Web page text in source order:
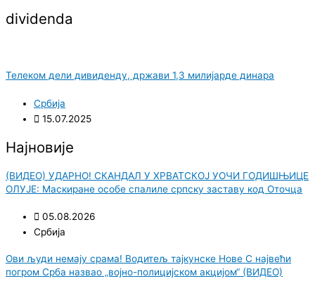
dividenda
Телеком дели дивиденду, држави 1,3 милијарде динара
Србија
15.07.2025
Најновије
(ВИДЕО) УДАРНО! СКАНДАЛ У ХРВАТСКОЈ УОЧИ ГОДИШЊИЦЕ
ОЛУЈЕ: Маскиране особе спалиле српску заставу код Оточца
05.08.2026
Србија
Ови људи немају срама! Водитељ тајкунске Нове С највећи
погром Срба назвао „војно-полицијском акцијом“ (ВИДЕО)